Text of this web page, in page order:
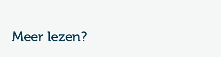
Meer lezen?